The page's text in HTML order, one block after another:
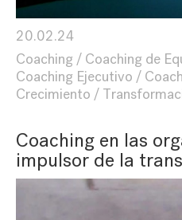
20.02.24
Coaching
Coaching de
Coaching Ejecutivo
Crecimiento
Coaching en las
impulsor de la